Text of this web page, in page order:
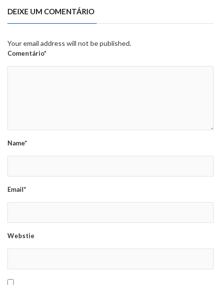
DEIXE UM COMENTÁRIO
Your email address will not be published.
Comentário*
Name*
Email*
Webstie